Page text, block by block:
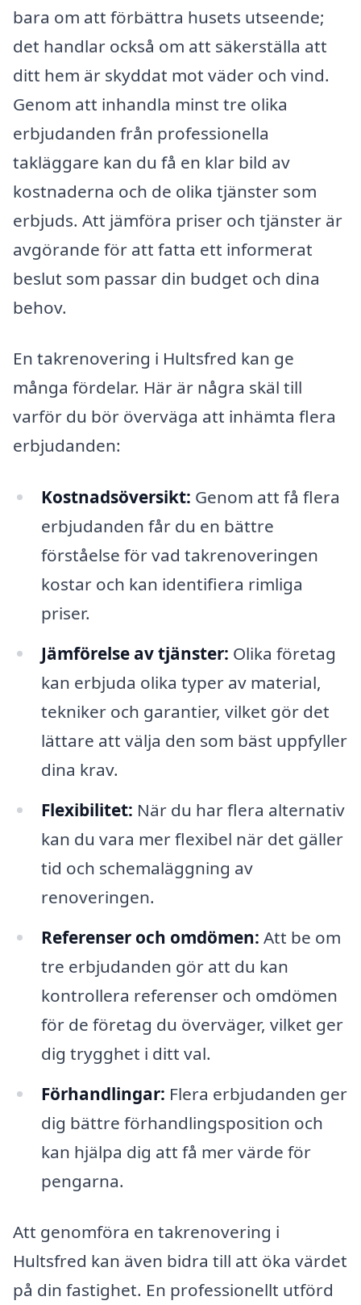
bara om att förbättra husets utseende;
det handlar också om att säkerställa att
ditt hem är skyddat mot väder och vind.
Genom att inhandla minst tre olika
erbjudanden från professionella
takläggare kan du få en klar bild av
kostnaderna och de olika tjänster som
erbjuds. Att jämföra priser och tjänster är
avgörande för att fatta ett informerat
beslut som passar din budget och dina
behov.
En takrenovering i Hultsfred kan ge
många fördelar. Här är några skäl till
varför du bör överväga att inhämta flera
erbjudanden:
Kostnadsöversikt: Genom att få flera
erbjudanden får du en bättre
förståelse för vad takrenoveringen
kostar och kan identifiera rimliga
priser.
Jämförelse av tjänster: Olika företag
kan erbjuda olika typer av material,
tekniker och garantier, vilket gör det
lättare att välja den som bäst uppfyller
dina krav.
Flexibilitet: När du har flera alternativ
kan du vara mer flexibel när det gäller
tid och schemaläggning av
renoveringen.
Referenser och omdömen: Att be om
tre erbjudanden gör att du kan
kontrollera referenser och omdömen
för de företag du överväger, vilket ger
dig trygghet i ditt val.
Förhandlingar: Flera erbjudanden ger
dig bättre förhandlingsposition och
kan hjälpa dig att få mer värde för
pengarna.
Att genomföra en takrenovering i
Hultsfred kan även bidra till att öka värdet
på din fastighet. En professionellt utförd